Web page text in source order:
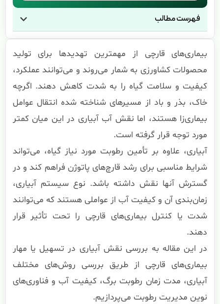
فهرست مطالب
بیماری‌های قارچی از مهمترین تهدیدها برای تولید
محصولات کشاورزی به شمار می‌روند و می‌توانند عملکرد،
کیفیت و سلامت گیاه را به شدت کاهش دهند. اگرچه
خاک، بذر و باد از مسیرهای شناخته شده انتقال عوامل
بیماری‌زا هستند، اما نقش آب آبیاری در این میان کمتر
مورد توجه قرار گرفته است.
آبیاری، علاوه بر تأمین رطوبت مورد نیاز گیاه، می‌تواند
شرایط مناسبی برای رشد قارچ‌های پاتوژن فراهم کند و در
گسترش آنها نقش داشته باشد. نوع سیستم آبیاری،
زمان‌بندی آن و کیفیت آب از عواملی هستند که می‌توانند
شدت یا کنترل بیماری‌های قارچی را تحت تأثیر قرار
دهند.
در این مقاله به بررسی نقش آبیاری در تسهیل یا مهار
بیماری‌های قارچی از طریق بررسی روش‌های مختلف
آبیاری، مدت زمان رطوبت برگ، کیفیت آب و فناوری‌های
نوین مدیریت رطوبت می‌پردازیم.